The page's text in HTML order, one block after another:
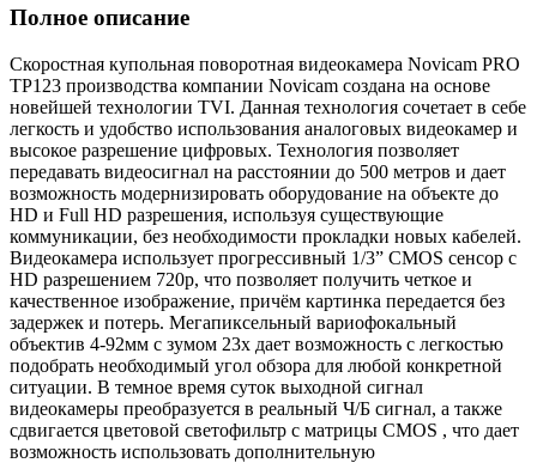
Полное описание
Скоростная купольная поворотная видеокамера Novicam PRO
TP123 производства компании Novicam создана на основе
новейшей технологии TVI. Данная технология сочетает в себе
легкость и удобство использования аналоговых видеокамер и
высокое разрешение цифровых. Технология позволяет
передавать видеосигнал на расстоянии до 500 метров и дает
возможность модернизировать оборудование на объекте до
HD и Full HD разрешения, используя существующие
коммуникации, без необходимости прокладки новых кабелей.
Видеокамера использует прогрессивный 1/3” CMOS сенсор с
HD разрешением 720p, что позволяет получить четкое и
качественное изображение, причём картинка передается без
задержек и потерь. Мегапиксельный вариофокальный
объектив 4-92мм с зумом 23х дает возможность с легкостью
подобрать необходимый угол обзора для любой конкретной
ситуации. В темное время суток выходной сигнал
видеокамеры преобразуется в реальный Ч/Б сигнал, а также
сдвигается цветовой светофильтр с матрицы CMOS , что дает
возможность использовать дополнительную